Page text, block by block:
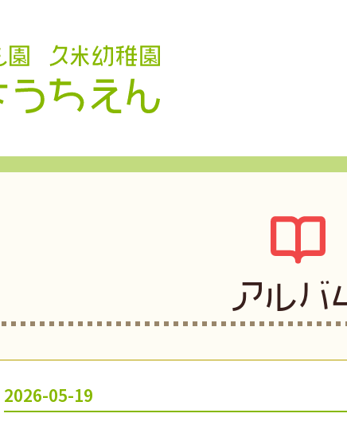
アルバ
2026-05-19